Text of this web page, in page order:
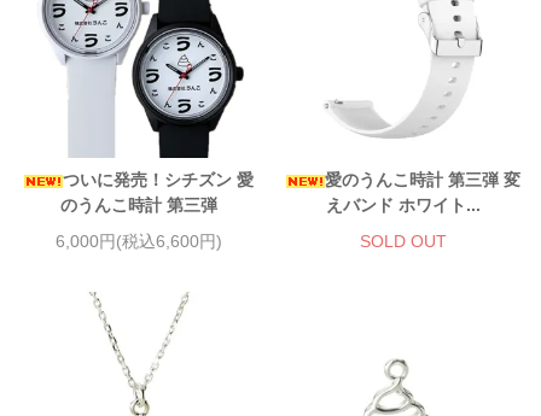
ついに発売！シチズン 愛
のうんこ時計 第三弾
6,000円(税込6,600円)
愛のうんこ時計 第三弾 変
えバンド ホワイト...
SOLD OUT